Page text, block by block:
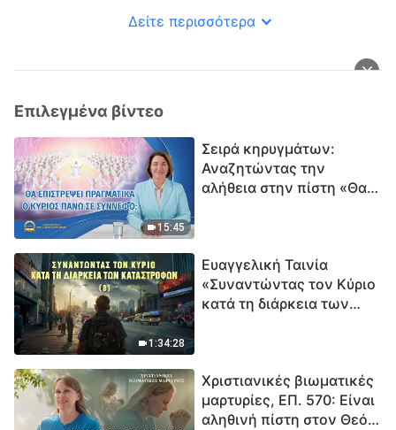
Δείτε περισσότερα
Επιλεγμένα βίντεο
15:45
Σειρά κηρυγμάτων:
Αναζητώντας την
αλήθεια στην πίστη «Θα
1:34:28
Ευαγγελική Ταινία
«Συναντώντας τον Κύριο
κατά τη διάρκεια των
εξαφάνισης». Οι
καταστροφές χτυπούν.
Ξεκινά η αντίστροφη
Χριστιανικές βιωματικές
μαρτυρίες, ΕΠ. 570: Είναι
αληθινή πίστη στον Θεό